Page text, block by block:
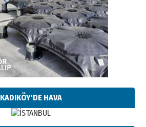
KADIKÖY'DE HAVA